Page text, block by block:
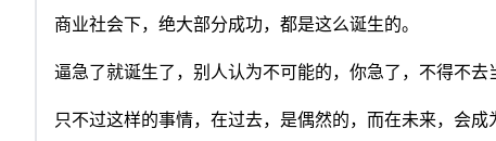
商业社会下，绝大部分成功，都是这么诞生的。
逼急了就诞生了，别人认为不可能的，你急了，不得不去
只不过这样的事情，在过去，是偶然的，而在未来，会成